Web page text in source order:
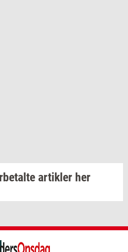
artikler her